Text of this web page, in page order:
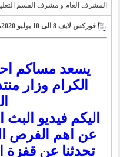
المشرف العام و مشرف القسم
فوركس لايف 8 الى 10 يوليو 2020، دولار مريض ولكن، قفزة الذهب الى اين
يسعد مساكم
الكرام وزار
اليكم فيديو البث
عن اهم الفرص
تحدثنا عن قفزة